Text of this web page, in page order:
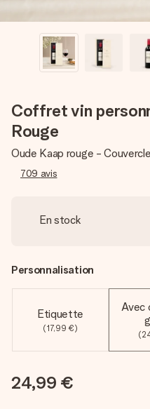
Coffret vin
Rouge
Oude Kaap rouge -
709 avis
En stock
Personnalisation
Etiquette
(17,99 €)
Avec
24,99 €